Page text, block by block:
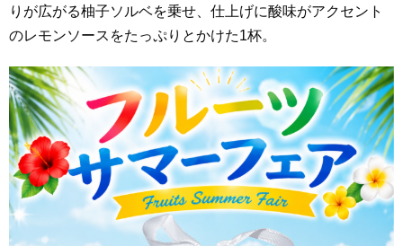
りが広がる柚子ソルベを乗せ、仕上げに酸味がアクセント
のレモンソースをたっぷりとかけた1杯。